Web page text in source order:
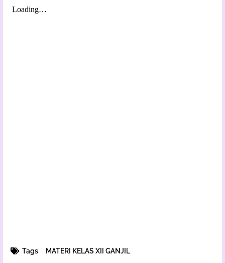
Tags MATERI KELAS XII GANJIL